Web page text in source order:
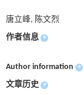
唐立峰, 陈文烈
作者信息 +
Author information +
文章历史 +